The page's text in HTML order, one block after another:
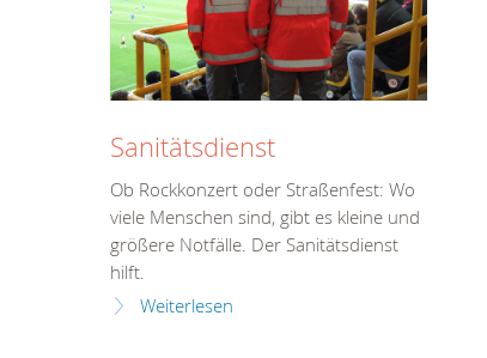
Sanitätsdienst
Ob Rockkonzert oder Straßenfest: Wo
viele Menschen sind, gibt es kleine und
größere Notfälle. Der Sanitätsdienst
hilft.
Weiterlesen